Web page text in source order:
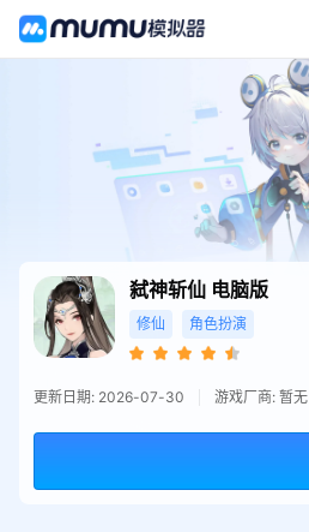
弑神斩仙 电脑版
修仙 角色扮演
更新日期: 2026-07-30 游戏厂商: 暂无